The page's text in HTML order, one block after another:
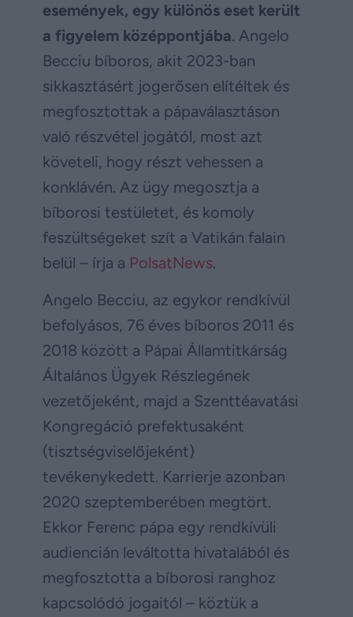
események, egy különös eset került
a figyelem középpontjába. Angelo
Becciu bíboros, akit 2023-ban
sikkasztásért jogerősen elítéltek és
megfosztottak a pápaválasztáson
való részvétel jogától, most azt
követeli, hogy részt vehessen a
konklávén. Az ügy megosztja a
bíborosi testületet, és komoly
feszültségeket szít a Vatikán falain
belül – írja a PolsatNews.
Angelo Becciu, az egykor rendkívül
befolyásos, 76 éves bíboros 2011 és
2018 között a Pápai Államtitkárság
Általános Ügyek Részlegének
vezetőjeként, majd a Szenttéavatási
Kongregáció prefektusaként
(tisztségviselőjeként)
tevékenykedett. Karrierje azonban
2020 szeptemberében megtört.
Ekkor Ferenc pápa egy rendkívüli
audiencián leváltotta hivatalából és
megfosztotta a bíborosi ranghoz
kapcsolódó jogaitól – köztük a